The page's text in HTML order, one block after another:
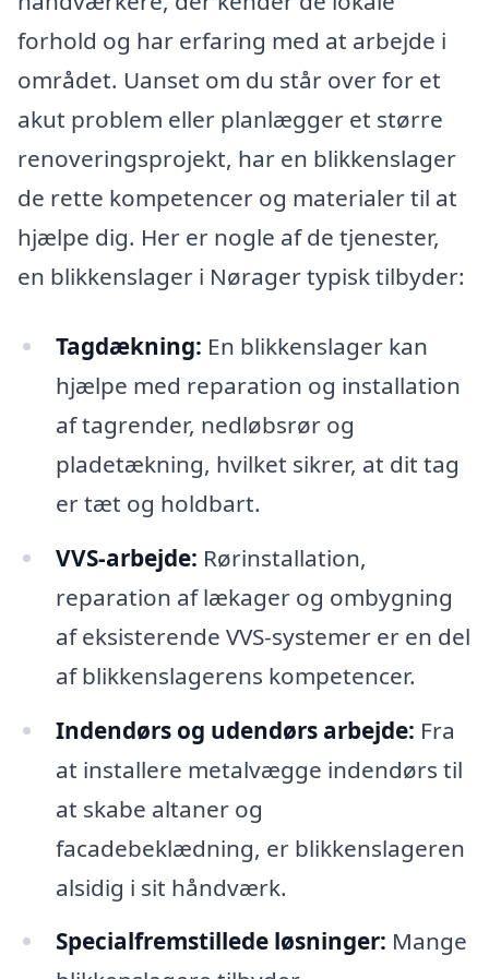
forhold og har erfaring med at arbejde i
området. Uanset om du står over for et
akut problem eller planlægger et større
renoveringsprojekt, har en blikkenslager
de rette kompetencer og materialer til at
hjælpe dig. Her er nogle af de tjenester,
en blikkenslager i Nørager typisk tilbyder:
Tagdækning: En blikkenslager kan
hjælpe med reparation og installation
af tagrender, nedløbsrør og
pladetækning, hvilket sikrer, at dit tag
er tæt og holdbart.
VVS-arbejde: Rørinstallation,
reparation af lækager og ombygning
af eksisterende VVS-systemer er en del
af blikkenslagerens kompetencer.
Indendørs og udendørs arbejde: Fra
at installere metalvægge indendørs til
at skabe altaner og
facadebeklædning, er blikkenslageren
alsidig i sit håndværk.
Specialfremstillede løsninger: Mange